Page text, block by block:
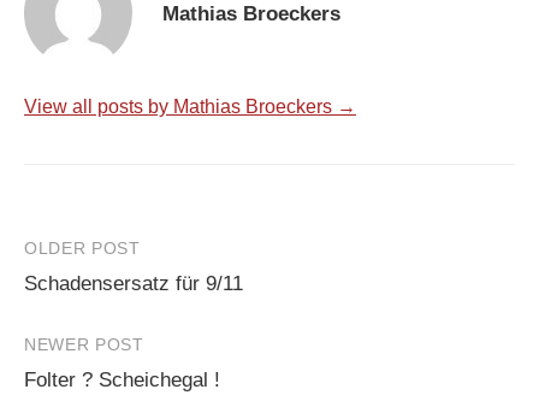
Mathias Broeckers
View all posts by Mathias Broeckers →
Post
navigation
OLDER POST
Schadensersatz für 9/11
NEWER POST
Folter ? Scheichegal !